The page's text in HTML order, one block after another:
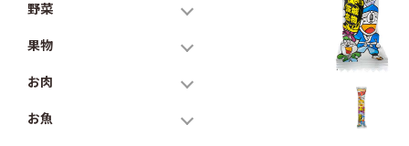
野菜
果物
お肉
お魚